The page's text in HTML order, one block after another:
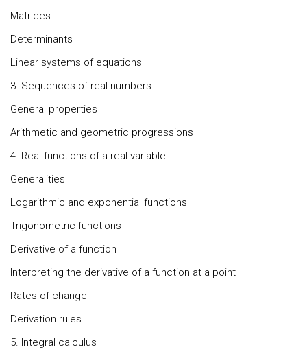
Matrices
Determinants
Linear systems of equations
3. Sequences of real numbers
General properties
Arithmetic and geometric progressions
4. Real functions of a real variable
Generalities
Logarithmic and exponential functions
Trigonometric functions
Derivative of a function
Interpreting the derivative of a function at a point
Rates of change
Derivation rules
5. Integral calculus